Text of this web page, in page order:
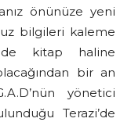
önünüze yeni
bilgileri kaleme
kitap haline
bir an
yönetici
Terazi’de